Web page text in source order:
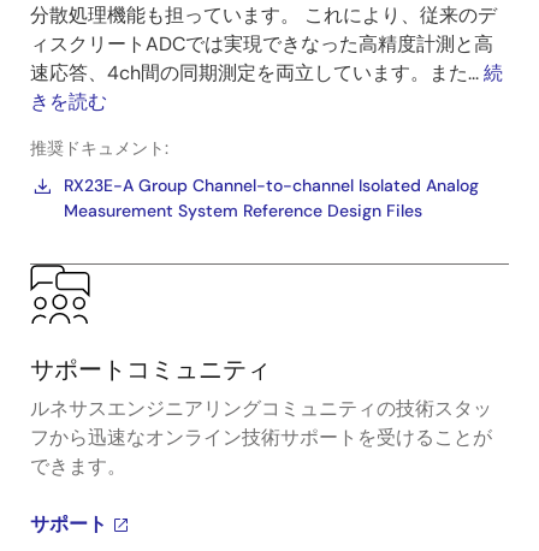
分散処理機能も担っています。 これにより、従来のデ
ィスクリートADCでは実現できなった高精度計測と高
速応答、4ch間の同期測定を両立しています。また...続
きを読む
推奨ドキュメント:
RX23E-A Group Channel-to-channel Isolated Analog
Measurement System Reference Design Files
サポートコミュニティ
ルネサスエンジニアリングコミュニティの技術スタッ
フから迅速なオンライン技術サポートを受けることが
できます。
サポート